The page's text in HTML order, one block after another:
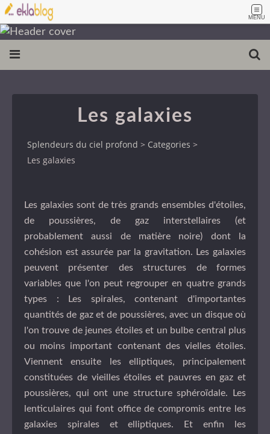
MENU
Les galaxies
Splendeurs du ciel profond > Categories >
Les galaxies
Les galaxies sont de très grands ensembles d'étoiles,
de poussières, de gaz interstellaires (et
probablement aussi de matière noire) dont la
cohésion est assurée par la gravitation. Les galaxies
peuvent présenter des structures de formes
variables que l'on peut regrouper en quatre grands
types : Les spirales, contenant d'importantes
quantités de gaz et de poussières, avec un disque où
l'on trouve de jeunes étoileset un bulbe central plus
ou moins important contenant des vielles étoiles.
Viennent ensuite les elliptiques, principalement
constituées de vieilles étoiles et pauvres en gaz et
poussières, qui ont une structure sphéroïdale. Les
lenticulaires qui font office de compromis entre les
galaxies spirales et elliptiques. Et enfin les